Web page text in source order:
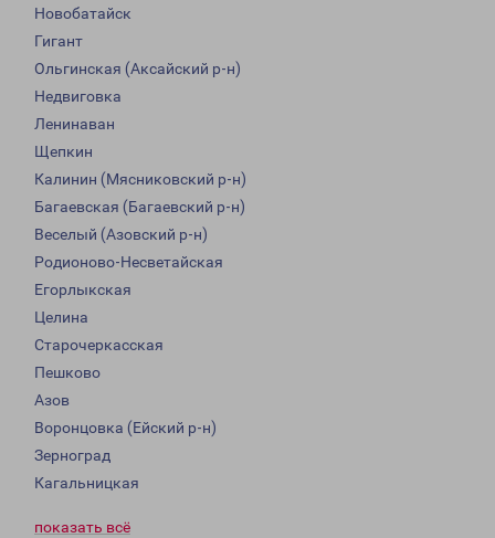
Новобатайск
Гигант
Ольгинская (Аксайский р-н)
Недвиговка
Ленинаван
Щепкин
Калинин (Мясниковский р-н)
Багаевская (Багаевский р-н)
Веселый (Азовский р-н)
Родионово-Несветайская
Егорлыкская
Целина
Старочеркасская
Пешково
Азов
Воронцовка (Ейский р-н)
Зерноград
Кагальницкая
показать всё